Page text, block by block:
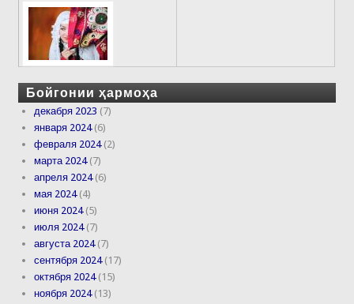
Бойгонии ҳармоҳа
декабря 2023 (7)
января 2024(6)
февраля 2024(2)
марта 2024(7)
апреля 2024(6)
мая 2024(4)
июня 2024(5)
июля 2024(7)
августа 2024(7)
сентября 2024(17)
октября 2024(15)
ноября 2024(13)